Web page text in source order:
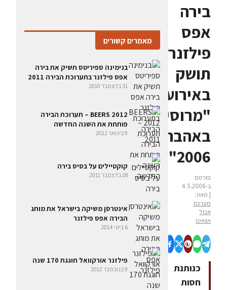
בירה
אפס
פילזנר
תושק
באירוע
"מרוסיה
באהבה
2006"
פורסם
ב-4.5.2006
| מאת:
מערכת
אכול
ושאטו
כנותנת
חסות
מאמרים קשורים
בנימינה ספיריטס תשיק את בירה
אפס פילזנר בתערוכת הבירה 2011
31 בדצמבר 2010
BEERS 2012 – תערוכת הבירה
פותחת את השנה החדשה
9 בינואר 2012
קוקטיילים על בסיס בירה
28 בדצמבר 2011
אינטרסן משיקה בישראל את מותג
הבירה אפס פילזנר
6 ביוני 2014
פילזנר אורקוואל חוגגת 170 שנה
9 בנובמבר 2012